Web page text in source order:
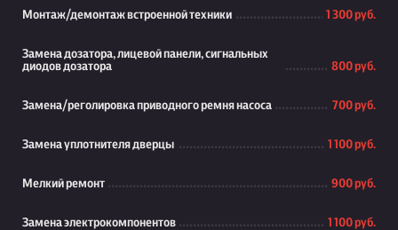
Монтаж/демонтаж встроенной техники 1 300 руб.
Замена дозатора, лицевой панели, сигнальных
диодов дозатора
800 руб.
Замена/реголировка приводного ремня насоса 700 руб.
Замена уплотнителя дверцы 1 100 руб.
Мелкий ремонт 900 руб.
Замена электрокомпонентов 1 100 руб.